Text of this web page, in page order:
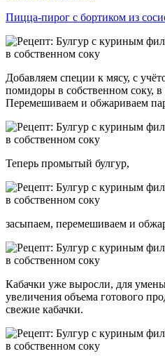
Пицца-пирог с бортиком из
Добавляем специи к мясу, с
помидоры в собственном соку,
Перемешиваем и обжариваем
Теперь промытый булгур,
засыпаем, перемешиваем и
Кабачки уже выросли, для
увеличения объема готового
свежие кабачки.